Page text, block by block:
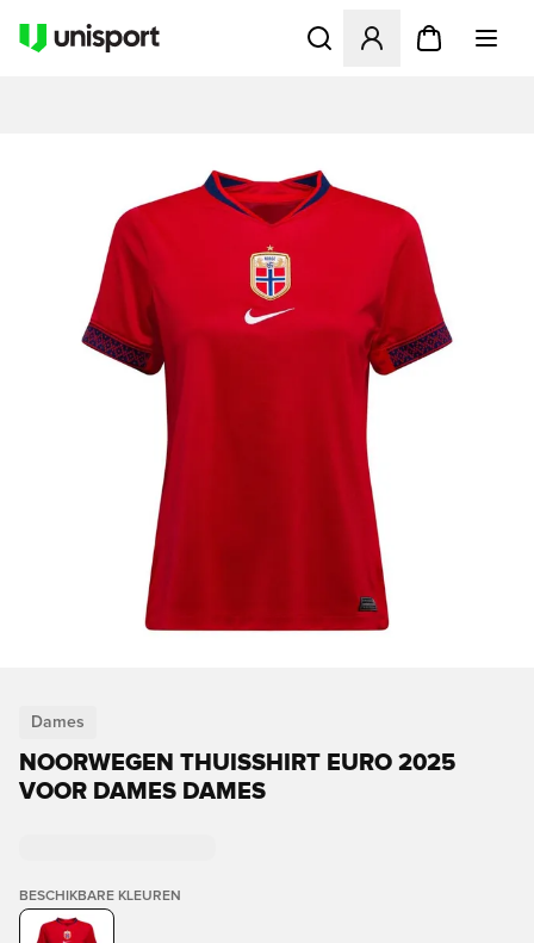
Opent een venster om in
Dames
NOORWEGEN THUISSHIRT EURO 2025
VOOR DAMES DAMES
BESCHIKBARE KLEUREN